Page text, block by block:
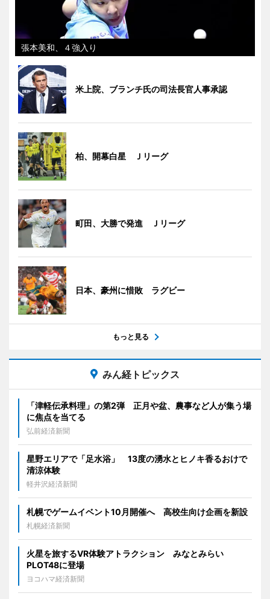
張本美和、４強入り
米上院、ブランチ氏の司法長官人事承認
柏、開幕白星 Ｊリーグ
町田、大勝で発進 Ｊリーグ
日本、豪州に惜敗 ラグビー
もっと見る
みん経トピックス
「津軽伝承料理」の第2弾 正月や盆、農事など人が集う場
に焦点を当てる
弘前経済新聞
星野エリアで「足水浴」 13度の湧水とヒノキ香るおけで
清涼体験
軽井沢経済新聞
札幌でゲームイベント10月開催へ 高校生向け企画を新設
札幌経済新聞
火星を旅するVR体験アトラクション みなとみらい
PLOT48に登場
ヨコハマ経済新聞